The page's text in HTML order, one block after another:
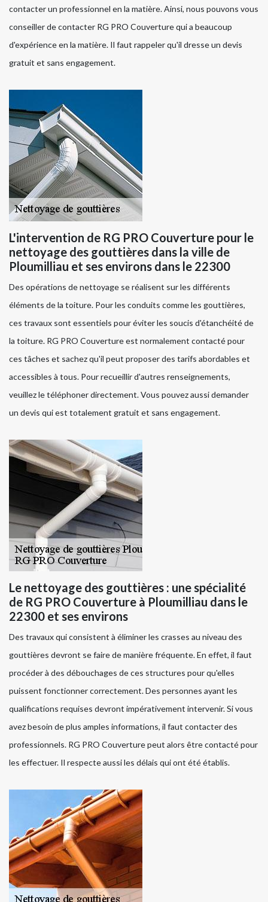
contacter un professionnel en la matière. Ainsi, nous pouvons vous
conseiller de contacter RG PRO Couverture qui a beaucoup
d'expérience en la matière. Il faut rappeler qu'il dresse un devis
gratuit et sans engagement.
L'intervention de RG PRO Couverture pour le
nettoyage des gouttières dans la ville de
Ploumilliau et ses environs dans le 22300
Des opérations de nettoyage se réalisent sur les différents
éléments de la toiture. Pour les conduits comme les gouttières,
ces travaux sont essentiels pour éviter les soucis d'étanchéité de
la toiture. RG PRO Couverture est normalement contacté pour
ces tâches et sachez qu'il peut proposer des tarifs abordables et
accessibles à tous. Pour recueillir d'autres renseignements,
veuillez le téléphoner directement. Vous pouvez aussi demander
un devis qui est totalement gratuit et sans engagement.
Le nettoyage des gouttières : une spécialité
de RG PRO Couverture à Ploumilliau dans le
22300 et ses environs
Des travaux qui consistent à éliminer les crasses au niveau des
gouttières devront se faire de manière fréquente. En effet, il faut
procéder à des débouchages de ces structures pour qu'elles
puissent fonctionner correctement. Des personnes ayant les
qualifications requises devront impérativement intervenir. Si vous
avez besoin de plus amples informations, il faut contacter des
professionnels. RG PRO Couverture peut alors être contacté pour
les effectuer. Il respecte aussi les délais qui ont été établis.